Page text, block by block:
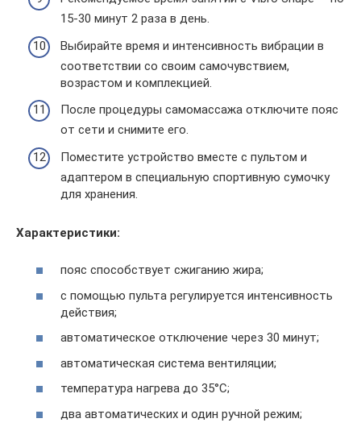
15-30 минут 2 раза в день.
Выбирайте время и интенсивность вибрации в
соответствии со своим самочувствием,
возрастом и комплекцией.
После процедуры самомассажа отключите пояс
от сети и снимите его.
Поместите устройство вместе с пультом и
адаптером в специальную спортивную сумочку
для хранения.
Характеристики:
пояс способствует сжиганию жира;
с помощью пульта регулируется интенсивность
действия;
автоматическое отключение через 30 минут;
автоматическая система вентиляции;
температура нагрева до 35°С;
два автоматических и один ручной режим;